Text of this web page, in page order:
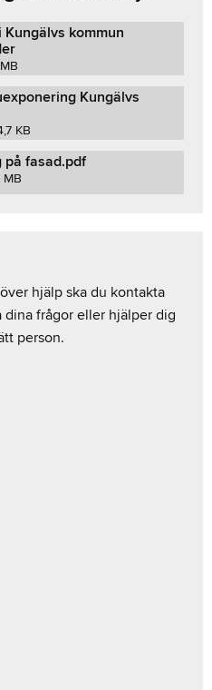
kommun
Kungälvs
KB
på fasad.pdf
hjälp ska du kontakta
dina frågor eller hjälper dig
person.